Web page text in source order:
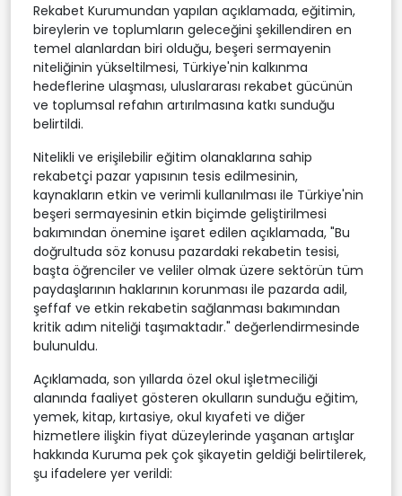
Rekabet Kurumundan yapılan açıklamada, eğitimin,
bireylerin ve toplumların geleceğini şekillendiren en
temel alanlardan biri olduğu, beşeri sermayenin
niteliğinin yükseltilmesi, Türkiye'nin kalkınma
hedeflerine ulaşması, uluslararası rekabet gücünün
ve toplumsal refahın artırılmasına katkı sunduğu
belirtildi.
Nitelikli ve erişilebilir eğitim olanaklarına sahip
rekabetçi pazar yapısının tesis edilmesinin,
kaynakların etkin ve verimli kullanılması ile Türkiye'nin
beşeri sermayesinin etkin biçimde geliştirilmesi
bakımından önemine işaret edilen açıklamada, "Bu
doğrultuda söz konusu pazardaki rekabetin tesisi,
başta öğrenciler ve veliler olmak üzere sektörün tüm
paydaşlarının haklarının korunması ile pazarda adil,
şeffaf ve etkin rekabetin sağlanması bakımından
kritik adım niteliği taşımaktadır." değerlendirmesinde
bulunuldu.
Açıklamada, son yıllarda özel okul işletmeciliği
alanında faaliyet gösteren okulların sunduğu eğitim,
yemek, kitap, kırtasiye, okul kıyafeti ve diğer
hizmetlere ilişkin fiyat düzeylerinde yaşanan artışlar
hakkında Kuruma pek çok şikayetin geldiği belirtilerek,
şu ifadelere yer verildi: